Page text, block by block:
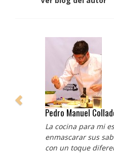
Pedro Manuel Collado Cruz
La cocina para mi es
enmascarar sus sabores,
con un toque diferente